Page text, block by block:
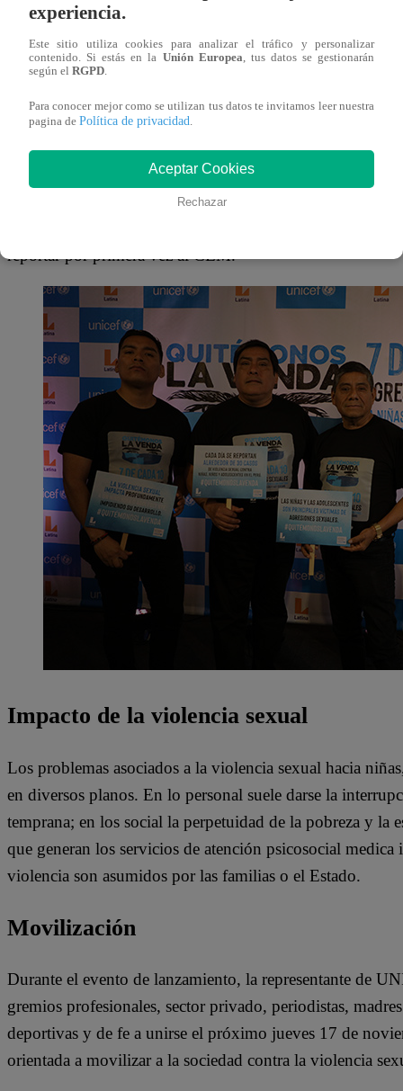
preciado, nuestra niñez” señaló Patricio Hernández,
De acuerdo a los casos registrados por el CEM entre
mujeres representaron el 92% de los casos registrados.
el 67% eran adolescentes mujeres entre 12 y 17.
varones también son víctimas de violencia sexual, la
(69.3%). Mientras que los adolescentes varones de 12 a
La violencia sexual a niñas, niños y adolescentes suele
reportar por primera vez al CEM.
Impacto de la violencia sexual
Los problemas asociados a la violencia sexual hacia
en diversos planos. En lo personal suele darse la
temprana; en los social la perpetuidad de la pobreza y
que generan los servicios de atención psicosocial
violencia son asumidos por las familias o el Estado.
Movilización
Durante el evento de lanzamiento, la representante de
gremios profesionales, sector privado, periodistas,
deportivas y de fe a unirse el próximo jueves 17 de
orientada a movilizar a la sociedad contra la violencia
experiencia.
Este sitio utiliza cookies para analizar el tráfico y personalizar
contenido. Si estás en la Unión Europea, tus datos se gestionarán
según el RGPD.
Para conocer mejor como se utilizan tus datos te invitamos leer nuestra
pagina de Política de privacidad.
Aceptar Cookies
Rechazar